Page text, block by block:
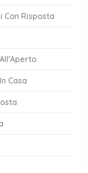
Con Risposta
Casa